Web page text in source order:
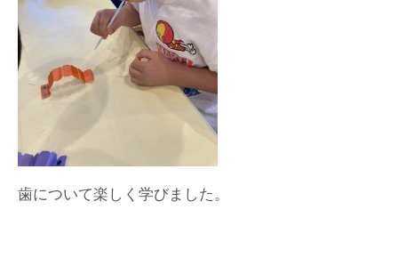
歯について楽しく学びました。